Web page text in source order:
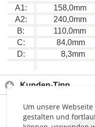
Um unsere
gestalten und
A1:
158,0mm
A2:
240,0mm
B:
110,0mm
C:
84,0mm
D:
8,3mm
Kunden-Tipp
<